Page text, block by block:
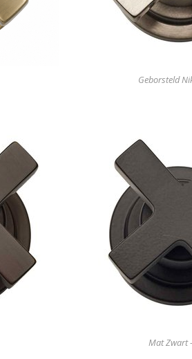
Geborsteld
Mat Zwart